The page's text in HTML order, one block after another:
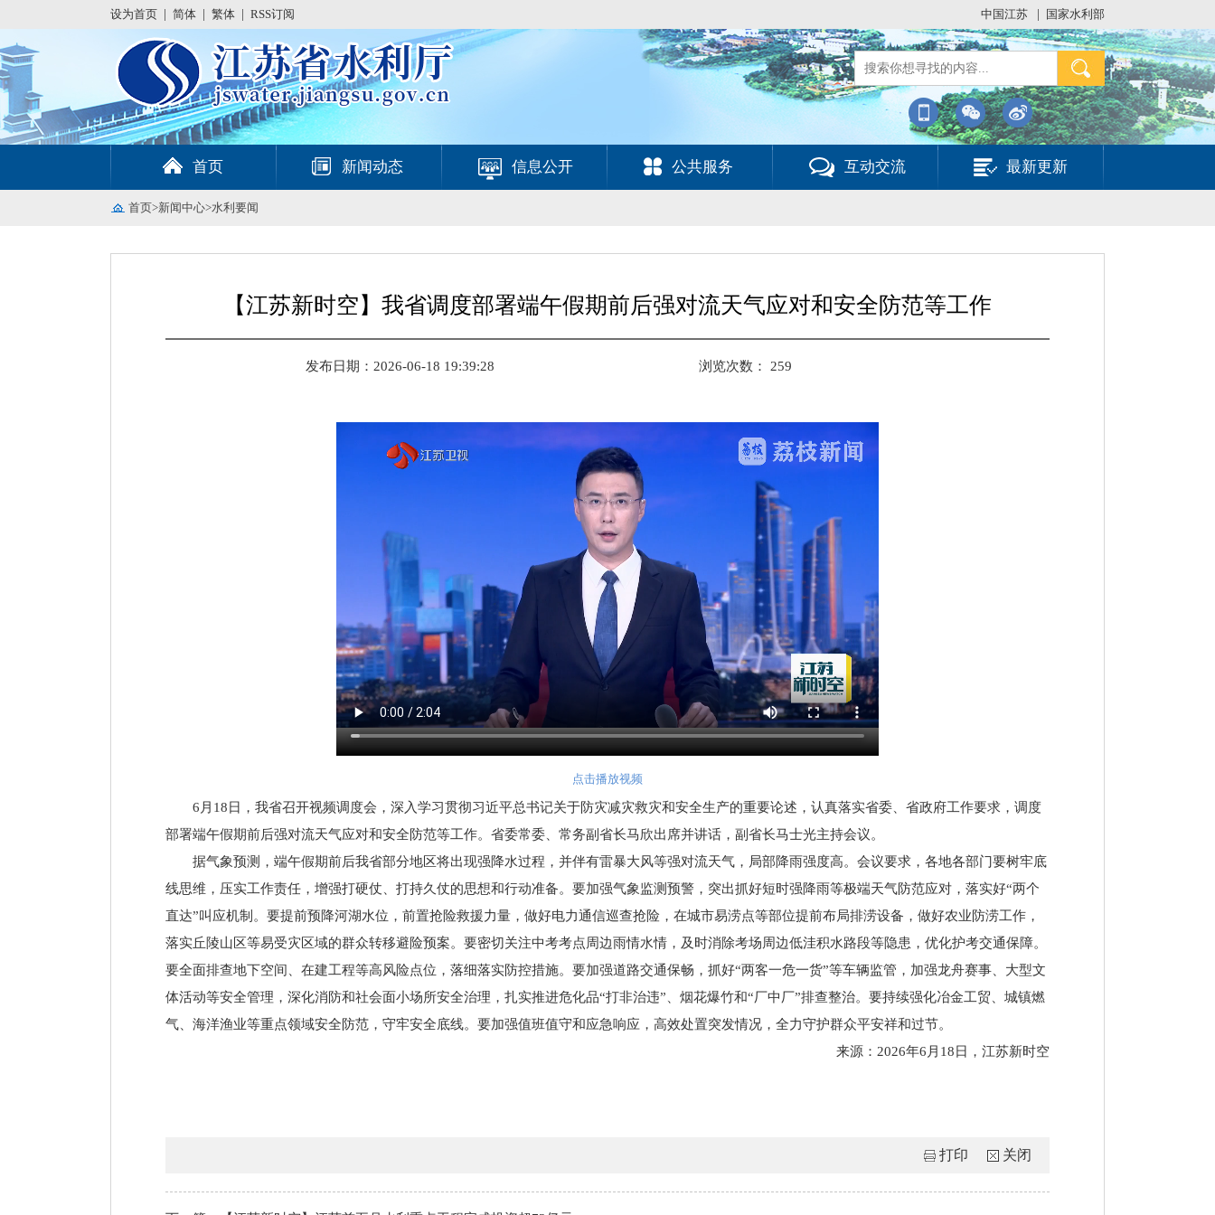
设为首页 简体 繁体 RSS订阅 中国江苏 国家水利部
首页 新闻动态 信息公开 公共服务 互动交流 最新更新
首页>新闻中心>水利要闻
【江苏新时空】我省调度部署端午假期前后强对流天气应对和安全防范等工作
发布日期：2026-06-18 19:39:28 浏览次数： 259
点击播放视频
6月18日，我省召开视频调度会，深入学习贯彻习近平总书记关于防灾减灾救灾和安全生产的重要论述，认真落实省委、省政府工作要求，调度
部署端午假期前后强对流天气应对和安全防范等工作。省委常委、常务副省长马欣出席并讲话，副省长马士光主持会议。
据气象预测，端午假期前后我省部分地区将出现强降水过程，并伴有雷暴大风等强对流天气，局部降雨强度高。会议要求，各地各部门要树牢底
线思维，压实工作责任，增强打硬仗、打持久仗的思想和行动准备。要加强气象监测预警，突出抓好短时强降雨等极端天气防范应对，落实好“两个
直达”叫应机制。要提前预降河湖水位，前置抢险救援力量，做好电力通信巡查抢险，在城市易涝点等部位提前布局排涝设备，做好农业防涝工作，
落实丘陵山区等易受灾区域的群众转移避险预案。要密切关注中考考点周边雨情水情，及时消除考场周边低洼积水路段等隐患，优化护考交通保障。
要全面排查地下空间、在建工程等高风险点位，落细落实防控措施。要加强道路交通保畅，抓好“两客一危一货”等车辆监管，加强龙舟赛事、大型文
体活动等安全管理，深化消防和社会面小场所安全治理，扎实推进危化品“打非治违”、烟花爆竹和“厂中厂”排查整治。要持续强化冶金工贸、城镇燃
气、海洋渔业等重点领域安全防范，守牢安全底线。要加强值班值守和应急响应，高效处置突发情况，全力守护群众平安祥和过节。
来源：2026年6月18日，江苏新时空
关闭
打印